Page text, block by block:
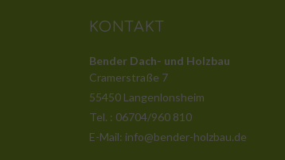
KONTAKT
Bender Dach- und Holzbau
Cramerstraße 7
55450 Langenlonsheim
Tel. : 06704/960 810
E-Mail: info@bender-holzbau.de